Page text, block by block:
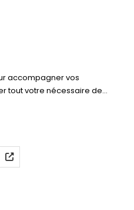
accompagner vos
tout votre nécessaire de